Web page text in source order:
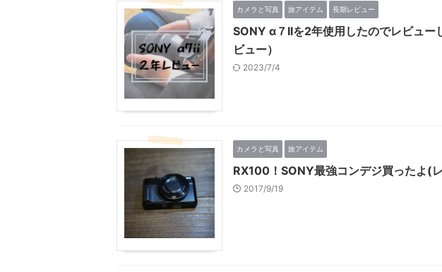
カメラと写真 旅アイテム 長期レビュー
SONY α７IIを2年使用したのでレビュー
ビュー）
2023/7/4
カメラと写真 旅アイテム
RX100！SONY最強コンデジ買ったよ(
2017/9/19